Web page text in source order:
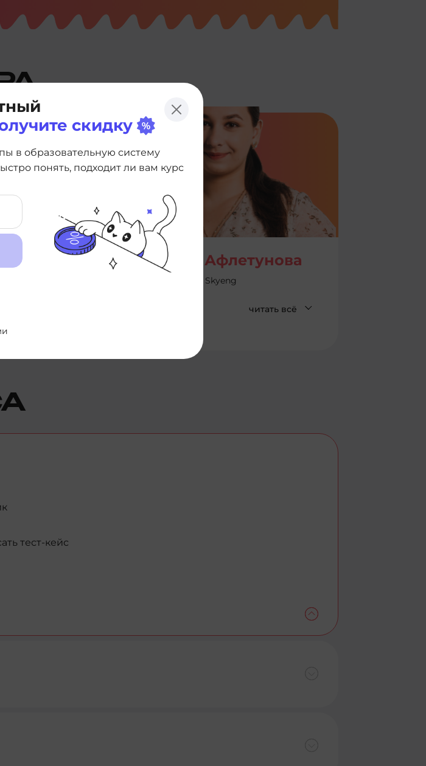
скидку
в образовательную систему
понять, подходит ли вам курс
Гульшат Афлетунова
QA Lead Mobile, Skyeng
читать всё
тест-кейс